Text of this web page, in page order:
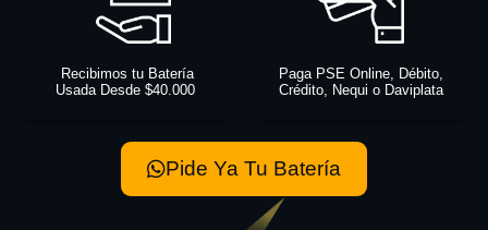
Recibimos tu Batería
Usada Desde $40.000
Paga PSE Online, Débito,
Crédito, Nequi o Daviplata
Pide Ya Tu Batería